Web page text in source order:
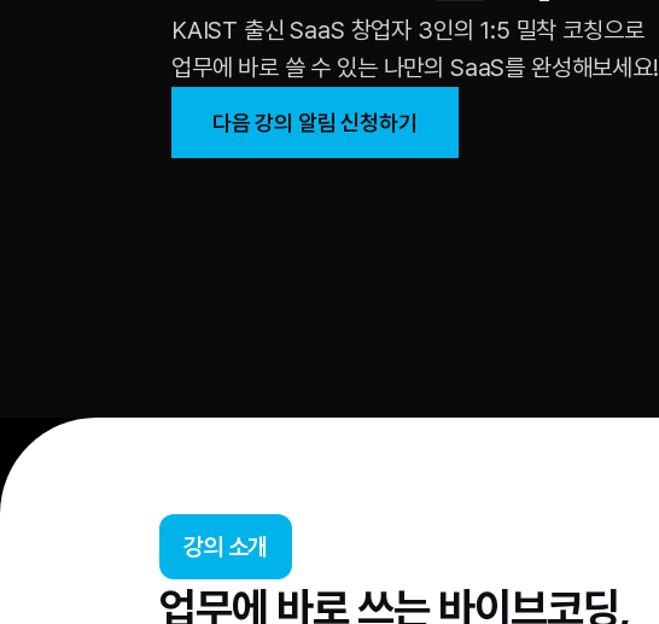
KAIST 출신 SaaS 창업자 3인의 1:5 밀착 코칭으로
업무에 바로 쓸 수 있는 나만의 SaaS를 완성해보세요!
다음 강의 알림 신청하기
강의 소개
업무에 바로 쓰는 바이브코딩,